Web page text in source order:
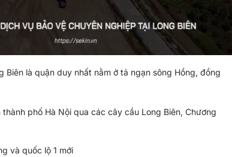
Biên là quận duy nhất nằm ở tả ngạn sông Hồng, đồng
phố Hà Nội qua các cây cầu Long Biên, Chương
và quốc lộ 1 mới